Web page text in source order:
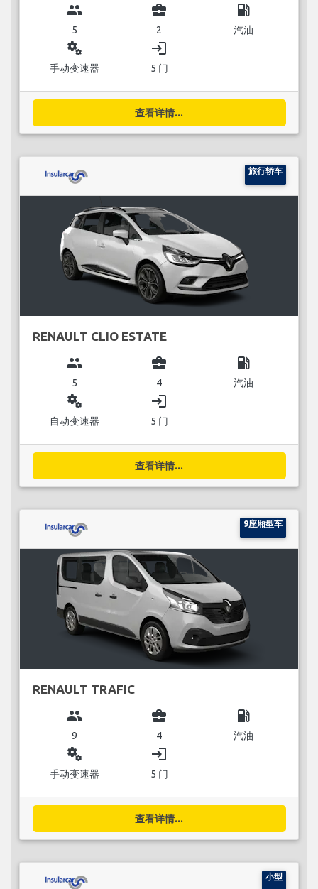
group
5
business_center
2
local_gas_station
汽油
miscellaneous_services
手动变速器
login
5 门
查看详情...
旅行轿车
RENAULT CLIO ESTATE
group
5
business_center
4
local_gas_station
汽油
miscellaneous_services
自动变速器
login
5 门
查看详情...
9座厢型车
RENAULT TRAFIC
group
9
business_center
4
local_gas_station
汽油
miscellaneous_services
手动变速器
login
5 门
查看详情...
小型